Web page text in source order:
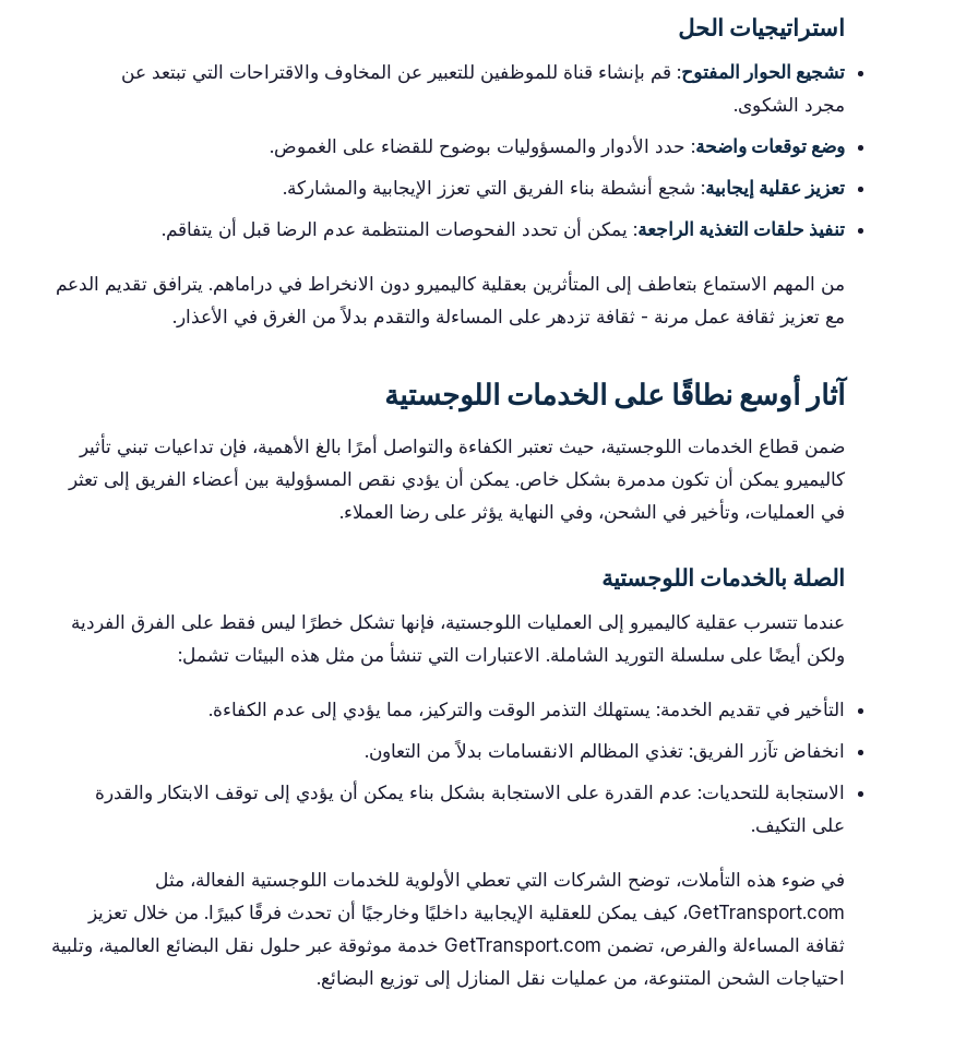
استراتيجيات الحل
تشجيع الحوار المفتوح: قم بإنشاء قناة للموظفين للتعبير عن المخاوف والاقتراحات التي تبتعد عن
مجرد الشكوى.
وضع توقعات واضحة: حدد الأدوار والمسؤوليات بوضوح للقضاء على الغموض.
تعزيز عقلية إيجابية: شجع أنشطة بناء الفريق التي تعزز الإيجابية والمشاركة.
تنفيذ حلقات التغذية الراجعة: يمكن أن تحدد الفحوصات المنتظمة عدم الرضا قبل أن يتفاقم.
من المهم الاستماع بتعاطف إلى المتأثرين بعقلية كاليميرو دون الانخراط في دراماهم. يترافق تقديم الدعم
مع تعزيز ثقافة عمل مرنة - ثقافة تزدهر على المساءلة والتقدم بدلاً من الغرق في الأعذار.
آثار أوسع نطاقًا على الخدمات اللوجستية
ضمن قطاع الخدمات اللوجستية، حيث تعتبر الكفاءة والتواصل أمرًا بالغ الأهمية، فإن تداعيات تبني تأثير
كاليميرو يمكن أن تكون مدمرة بشكل خاص. يمكن أن يؤدي نقص المسؤولية بين أعضاء الفريق إلى تعثر
في العمليات، وتأخير في الشحن، وفي النهاية يؤثر على رضا العملاء.
الصلة بالخدمات اللوجستية
عندما تتسرب عقلية كاليميرو إلى العمليات اللوجستية، فإنها تشكل خطرًا ليس فقط على الفرق الفردية
ولكن أيضًا على سلسلة التوريد الشاملة. الاعتبارات التي تنشأ من مثل هذه البيئات تشمل:
التأخير في تقديم الخدمة: يستهلك التذمر الوقت والتركيز، مما يؤدي إلى عدم الكفاءة.
انخفاض تآزر الفريق: تغذي المظالم الانقسامات بدلاً من التعاون.
الاستجابة للتحديات: عدم القدرة على الاستجابة بشكل بناء يمكن أن يؤدي إلى توقف الابتكار والقدرة
على التكيف.
في ضوء هذه التأملات، توضح الشركات التي تعطي الأولوية للخدمات اللوجستية الفعالة، مثل
GetTransport.com، كيف يمكن للعقلية الإيجابية داخليًا وخارجيًا أن تحدث فرقًا كبيرًا. من خلال تعزيز
ثقافة المساءلة والفرص، تضمن GetTransport.com خدمة موثوقة عبر حلول نقل البضائع العالمية، وتلبية
احتياجات الشحن المتنوعة، من عمليات نقل المنازل إلى توزيع البضائع.